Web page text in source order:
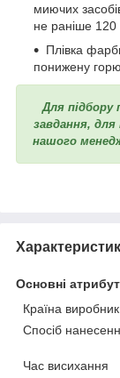
миючих
не раніше 120
Плівка
понижену
Для підбору
завдання,
нашого
Основні
Країна виробник
Спосіб
Час висихання